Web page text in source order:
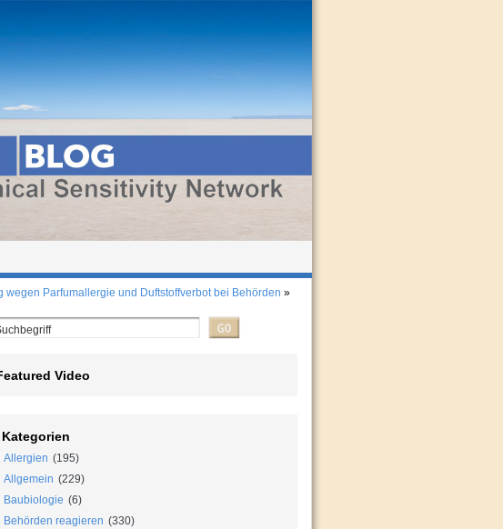
Parfumallergie und Duftstoffverbot bei Behörden »
Video
Kategorien
Allergien (195)
Allgemein (229)
Baubiologie (6)
Behörden reagieren (330)